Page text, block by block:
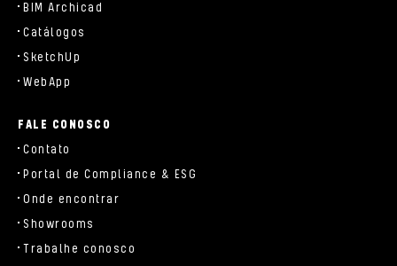
BIM Archicad
Catálogos
SketchUp
WebApp
FALE CONOSCO
Contato
Portal de Compliance & ESG
Onde encontrar
Showrooms
Trabalhe conosco